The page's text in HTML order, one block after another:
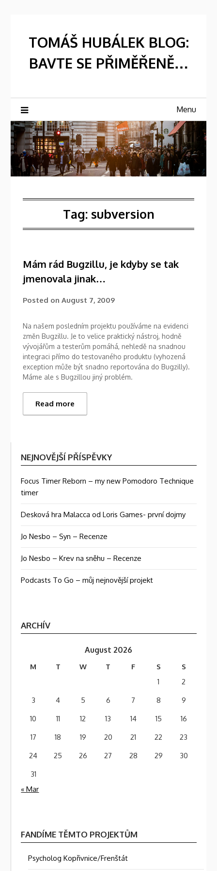
TOMÁŠ HUBÁLEK BLOG:
BAVTE SE PŘIMĚŘENĚ…
Menu
Tag: subversion
Mám rád Bugzillu, je kdyby se tak
jmenovala jinak…
Posted onAugust 7, 2009
Na našem posledním projektu používáme na evidenci
změn Bugzillu. Je to velice praktický nástroj, hodně
vývojářům a testerům pomáhá, nehledě na snadnou
integraci přímo do testovaného produktu (vyhozená
exception může být snadno reportována do Bugzilly).
Máme ale s Bugzillou jiný problém.
Read more
NEJNOVĚJŠÍ PŘÍSPĚVKY
Focus Timer Reborn – my new Pomodoro Technique
timer
Desková hra Malacca od Loris Games- první dojmy
Jo Nesbo – Syn – Recenze
Jo Nesbo – Krev na sněhu – Recenze
Podcasts To Go – můj nejnovější projekt
ARCHÍV
August 2026
M T W T F S
S
1
2
3
4 5 6 7 8
9
10
11 12 13 14 15
16
17
18 19 20 21 22
23
24
25 26 27 28 29
30
31
« Mar
FANDÍME TĚMTO PROJEKTŮM
Psycholog Kopřivnice/Frenštát